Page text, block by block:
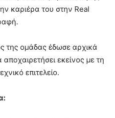
καριέρα του στην Real
της ομάδας έδωσε αρχικά
εκείνος με τη
επιτελείο.